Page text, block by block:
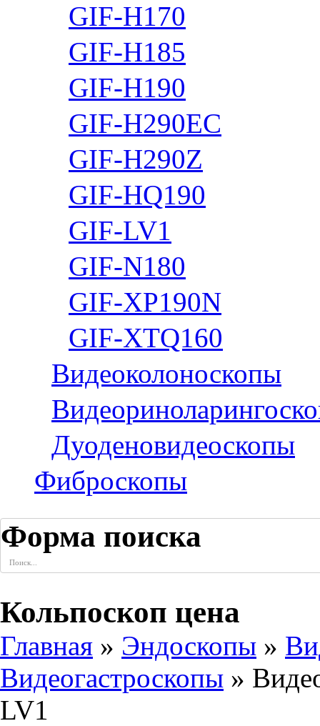
GIF-H170
GIF-H185
GIF-H190
GIF-H290EC
GIF-H290Z
GIF-HQ190
GIF-LV1
GIF-N180
GIF-XP190N
GIF-XTQ160
Видеоколоноскопы
Дуоденовидеоскопы
Фиброскопы
Форма поиска
Кольпоскоп цена
Главная » Эндоскопы »
Видеогастроскопы »
LV1